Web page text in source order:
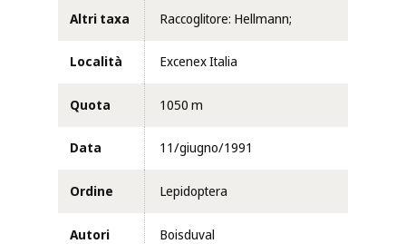
Altri taxa Raccoglitore: Hellmann;
Località Excenex Italia
Quota 1050 m
Data 11/giugno/1991
Ordine Lepidoptera
Autori Boisduval